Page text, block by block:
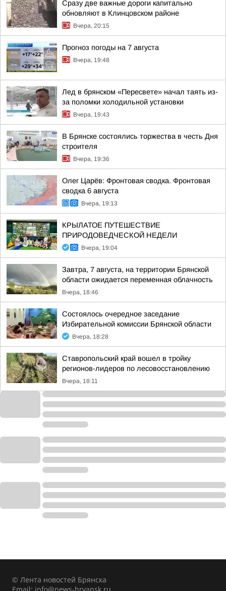
Сразу две важные дороги капитально
обновляют в Клинцовском районе
Вчера, 20:15
Прогноз погоды на 7 августа
Вчера, 19:48
Лед в брянском «Пересвете» начал таять из-
за поломки холодильной установки
Вчера, 19:43
В Брянске состоялись торжества в честь Дня
строителя
Вчера, 19:36
Олег Царёв: Фронтовая сводка. Фронтовая
сводка 6 августа
Вчера, 19:13
КРЫЛАТОЕ ПУТЕШЕСТВИЕ
ПРИРОДОВЕДЧЕСКОЙ НЕДЕЛИ
Вчера, 19:04
Завтра, 7 августа, на территории Брянской
области ожидается переменная облачность
Вчера, 18:46
Состоялось очередное заседание
Избирательной комиссии Брянской области
Вчера, 18:28
Ставропольский край вошел в тройку
регионов-лидеров по лесовосстановлению
Вчера, 18:11
© Лента новостей Брянска